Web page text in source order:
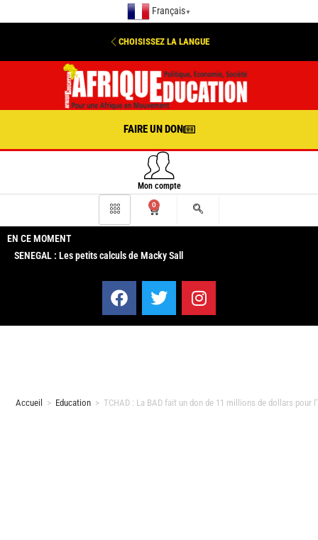
Français ▼
CHOISISSEZ LA LANGUE
FAIRE UN DON
Mon compte
0
EN CE MOMENT
SENEGAL : Les petits calculs de Macky Sall
Accueil > Education > TCHAD : La BAD fait un don de 11 millions de dollars